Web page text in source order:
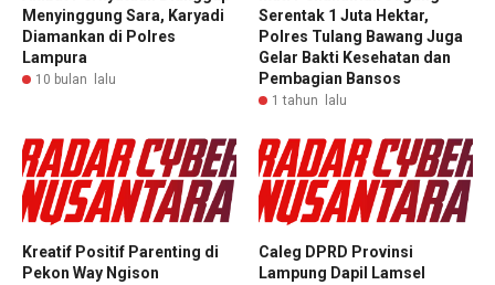
Menyinggung Sara, Karyadi
Diamankan di Polres
Lampura
10 bulan lalu
Serentak 1 Juta Hektar,
Polres Tulang Bawang Juga
Gelar Bakti Kesehatan dan
Pembagian Bansos
1 tahun lalu
Kreatif Positif Parenting di
Pekon Way Ngison
Caleg DPRD Provinsi
Lampung Dapil Lamsel